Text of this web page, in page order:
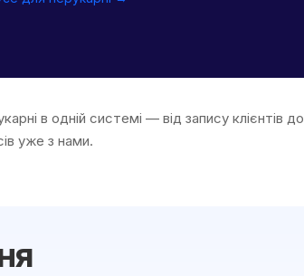
в одній системі — від запису клієнтів до
уже з нами.